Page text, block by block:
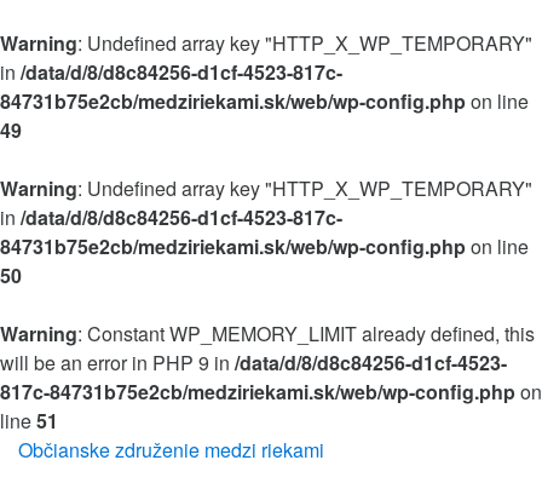
Warning: Undefined array key "HTTP_X_WP_TEMPORARY"
in /data/d/8/d8c84256-d1cf-4523-817c-
84731b75e2cb/medziriekami.sk/web/wp-config.phpon line
49
Warning: Undefined array key "HTTP_X_WP_TEMPORARY"
in /data/d/8/d8c84256-d1cf-4523-817c-
84731b75e2cb/medziriekami.sk/web/wp-config.phpon line
50
Warning: Constant WP_MEMORY_LIMIT already defined, this
will be an error in PHP 9 in /data/d/8/d8c84256-d1cf-4523-
817c-84731b75e2cb/medziriekami.sk/web/wp-config.phpon
line51
Preskočiť
Občianske združenie medzi riekami